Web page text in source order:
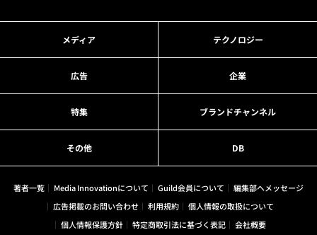
メディア テクノロジー
広告 企業
特集 ブランドチャンネル
その他 DB
著者一覧 Media Innovationについて Guild会員について
編集部へメッセージ
広告掲載のお問い合わせ
利用規約
個人情報の取扱について
個人情報保護方針
特定商取引法に基づく表記 会社概要